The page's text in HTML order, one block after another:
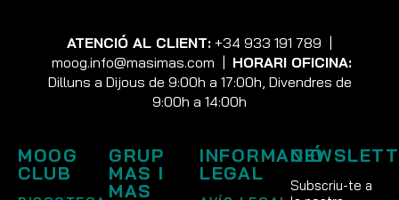
ATENCIÓ AL CLIENT: +34 933 191 789 |
moog.info@masimas.com | HORARI OFICINA:
Dilluns a Dijous de 9:00h a 17:00h, Divendres de
9:00h a 14:00h
MOOG
CLUB
GRUP
MAS I
MAS
INFORMACIÓ
LEGAL
Subscriu-te a